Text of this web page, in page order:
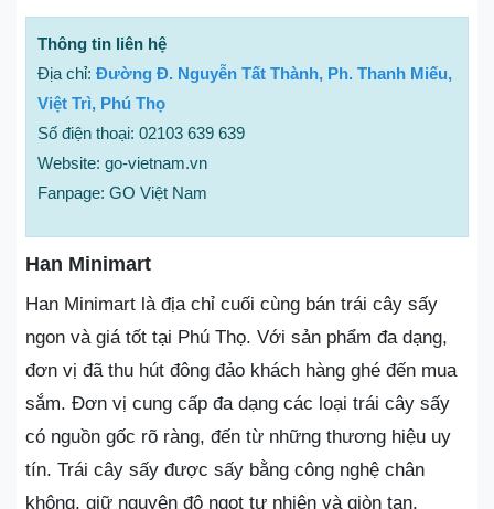
Thông tin liên hệ
Địa chỉ: Đường Đ. Nguyễn Tất Thành, Ph. Thanh Miếu,
Việt Trì, Phú Thọ
Số điện thoại: 02103 639 639
Website: go-vietnam.vn
Fanpage: GO Việt Nam
Han Minimart
Han Minimart là địa chỉ cuối cùng bán trái cây sấy
ngon và giá tốt tại Phú Thọ. Với sản phẩm đa dạng,
đơn vị đã thu hút đông đảo khách hàng ghé đến mua
sắm. Đơn vị cung cấp đa dạng các loại trái cây sấy
có nguồn gốc rõ ràng, đến từ những thương hiệu uy
tín. Trái cây sấy được sấy bằng công nghệ chân
không, giữ nguyên độ ngọt tự nhiên và giòn tan.